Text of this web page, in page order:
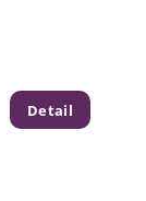
Detail